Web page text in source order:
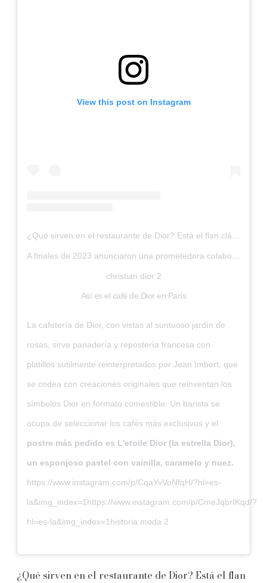
View this post on Instagram
¿Qué sirven en el restaurante de Dior? Está el flan clásico a la vainilla Bourbon y el emblemático huevo ‘a la Christian Dior' con gelatina y caviar, una ensalada llamada 'Catherine' en honor a la hermana del diseñador o el Filet de Veau Monsieur Dior.
A finales de 2023 anunciaron una prometedora colaboración con
christian dior 2
Así es el café de Dior en París
La cafetería de Dior, con vistas al suntuoso jardín de
rosas, sirve panadería y repostería francesa con
platillos sutilmente reinterpretados por Jean Imbert, que
se codea con creaciones originales que reinventan los
símbolos Dior en formato comestible. Un barista se
ocupa de seleccionar los cafés más exclusivos y el
postre más pedido es L'etoile Dior (la estrella Dior),
un esponjoso pastel con vainilla, caramelo y nuez.
https://www.instagram.com/p/CqaYvVoNfqH/?hl=es-
la&img_index=1 https://www.instagram.com/p/CmeJqbrIKqd/?
hl=es-la&img_index=1 historia moda 2
¿Qué sirven en el restaurante de Dior? Está el flan